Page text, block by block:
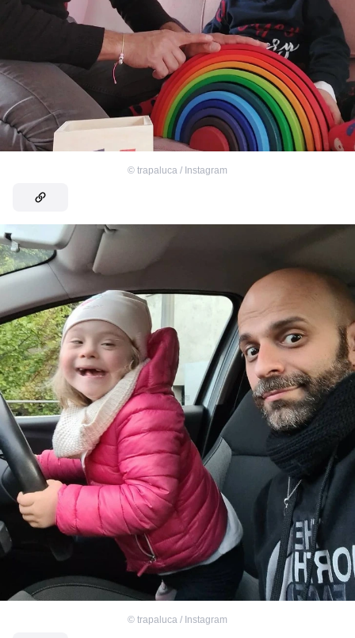
© trapaluca / Instagram
© trapaluca / Instagram